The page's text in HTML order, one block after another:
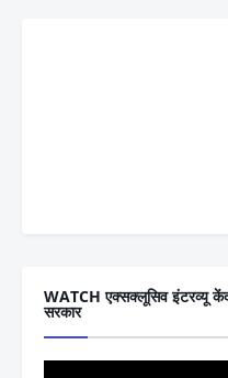
WATCH एक्सक्लूसिव इंटरव्यू
सरकार